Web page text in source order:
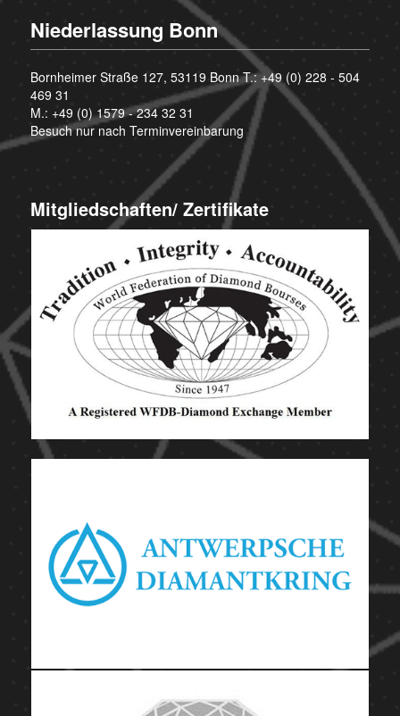
Niederlassung Bonn
Bornheimer Straße 127, 53119 Bonn T.:+49 (0) 228 - 504
469 31
M.: +49 (0) 1579 - 234 32 31
Besuch nur nach Terminvereinbarung
Mitgliedschaften/ Zertifikate